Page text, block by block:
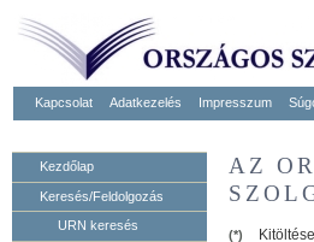
Kapcsolat Adatkezelés Impresszum
Kezdőlap
Keresés/Feldolgozás
URN keresés
AZ
(*)